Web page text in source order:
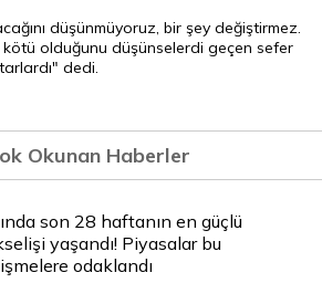
düşünmüyoruz, bir şey değiştirmez.
olduğunu düşünselerdi geçen sefer
dedi.
Okunan Haberler
son 28 haftanın en güçlü
yaşandı! Piyasalar bu
odaklandı